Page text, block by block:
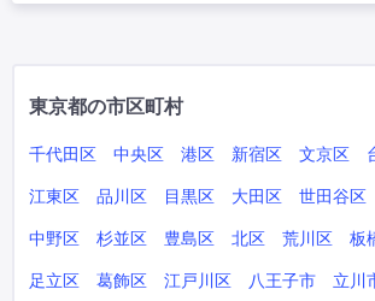
東京都の市区町村
千代田区 中央区 港区 新宿区 文京区
江東区 品川区 目黒区 大田区 世田谷区
中野区 杉並区 豊島区 北区 荒川区 板
足立区 葛飾区 江戸川区 八王子市 立川